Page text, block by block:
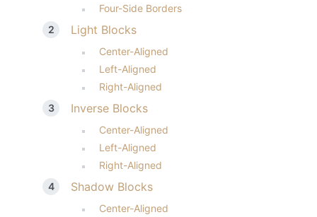
Four-Side Borders
Light Blocks
Center-Aligned
Left-Aligned
Right-Aligned
Inverse Blocks
Center-Aligned
Left-Aligned
Right-Aligned
Shadow Blocks
Center-Aligned